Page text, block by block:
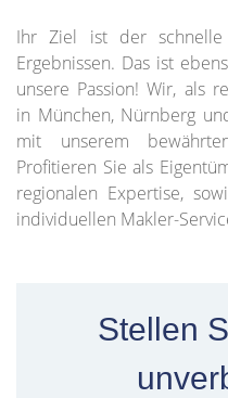
Ihr Ziel ist der
Ergebnissen. Das ist
unsere Passion! Wir, als
in München, Nürnberg
mit unserem
Profitieren Sie als
regionalen Expertise,
individuellen Makler-
Stellen